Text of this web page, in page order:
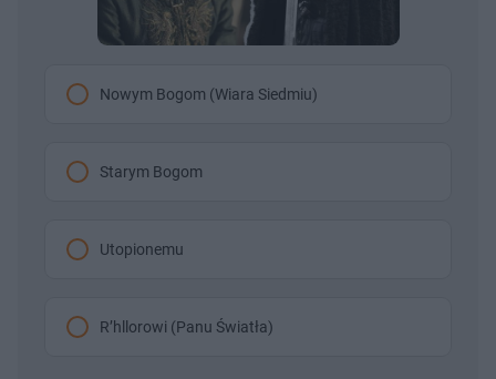
Nowym Bogom (Wiara Siedmiu)
Starym Bogom
Utopionemu
R’hllorowi (Panu Światła)